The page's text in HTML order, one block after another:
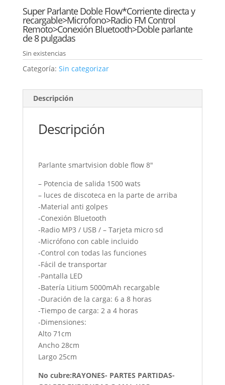
Super Parlante Doble Flow*Corriente directa y
recargable>Microfono>Radio FM Control
Remoto>Conexión Bluetooth>Doble parlante
de 8 pulgadas
Sin existencias
Categoría: Sin categorizar
Descripción
Descripción
Parlante smartvision doble flow 8″
– Potencia de salida 1500 wats
– luces de discoteca en la parte de arriba
-Material anti golpes
-Conexión Bluetooth
-Radio MP3 / USB / – Tarjeta micro sd
-Micrófono con cable incluido
-Control con todas las funciones
-Fácil de transportar
-Pantalla LED
-Batería Litium 5000mAh recargable
-Duración de la carga: 6 a 8 horas
-Tiempo de carga: 2 a 4 horas
-Dimensiones:
Alto 71cm
Ancho 28cm
Largo 25cm
No cubre:RAYONES- PARTES PARTIDAS-